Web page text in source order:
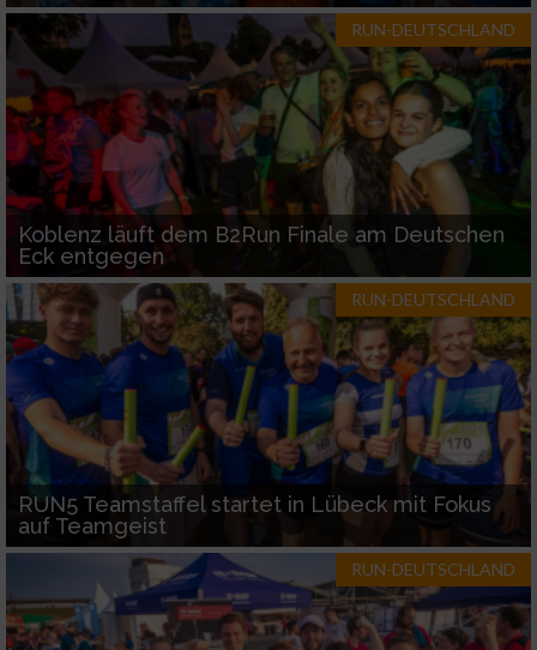
RUN-DEUTSCHLAND
Koblenz läuft dem B2Run Finale am Deutschen
Eck entgegen
RUN-DEUTSCHLAND
RUN5 Teamstaffel startet in Lübeck mit Fokus
auf Teamgeist
RUN-DEUTSCHLAND